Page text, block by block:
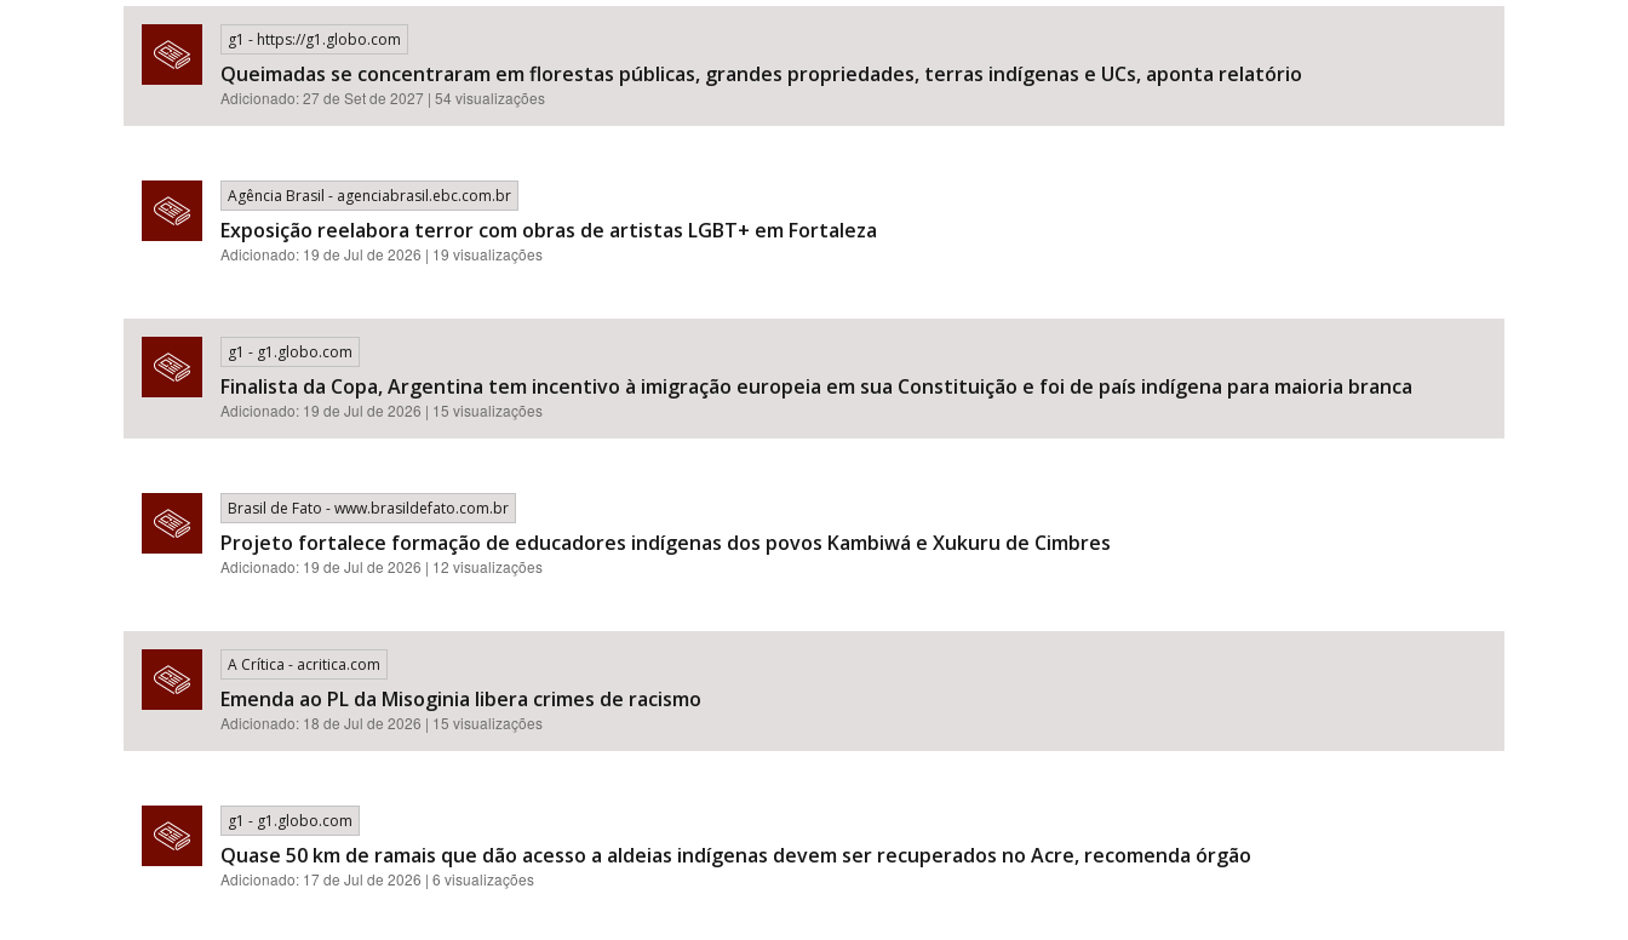
g1 - https://g1.globo.com
Queimadas se concentraram em florestas públicas, grandes propriedades, terras indígenas e UCs, aponta relatório
Adicionado: 27 de Set de 2027 | 54 visualizações
Agência Brasil - agenciabrasil.ebc.com.br
Exposição reelabora terror com obras de artistas LGBT+ em Fortaleza
Adicionado: 19 de Jul de 2026 | 19 visualizações
g1 - g1.globo.com
Finalista da Copa, Argentina tem incentivo à imigração europeia em sua Constituição e foi de país indígena para maioria branca
Adicionado: 19 de Jul de 2026 | 15 visualizações
Brasil de Fato - www.brasildefato.com.br
Projeto fortalece formação de educadores indígenas dos povos Kambiwá e Xukuru de Cimbres
Adicionado: 19 de Jul de 2026 | 12 visualizações
A Crítica - acritica.com
Emenda ao PL da Misoginia libera crimes de racismo​​​​​​​​​​​​​​​​​​​​​​​​​​​​​​​​​​​​​​​​​​
Adicionado: 18 de Jul de 2026 | 15 visualizações
g1 - g1.globo.com
Quase 50 km de ramais que dão acesso a aldeias indígenas devem ser recuperados no Acre, recomenda órgão
Adicionado: 17 de Jul de 2026 | 6 visualizações